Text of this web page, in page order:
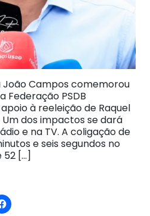
Campos comemorou
Federação PSDB
à reeleição de Raquel
dos impactos se dará
e na TV. A coligação de
e seis segundos no
52 […]